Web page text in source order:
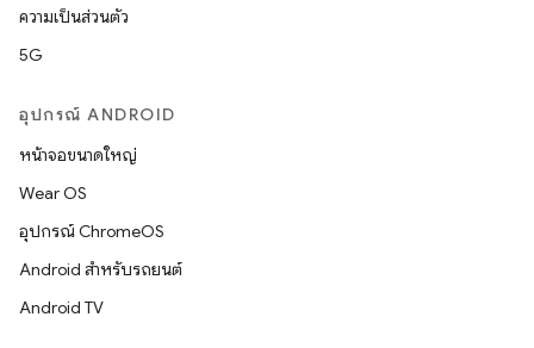
ความเป็นส่วนตัว
5G
อุปกรณ์ ANDROID
หน้าจอขนาดใหญ่
Wear OS
อุปกรณ์ ChromeOS
Android สำหรับรถยนต์
Android TV